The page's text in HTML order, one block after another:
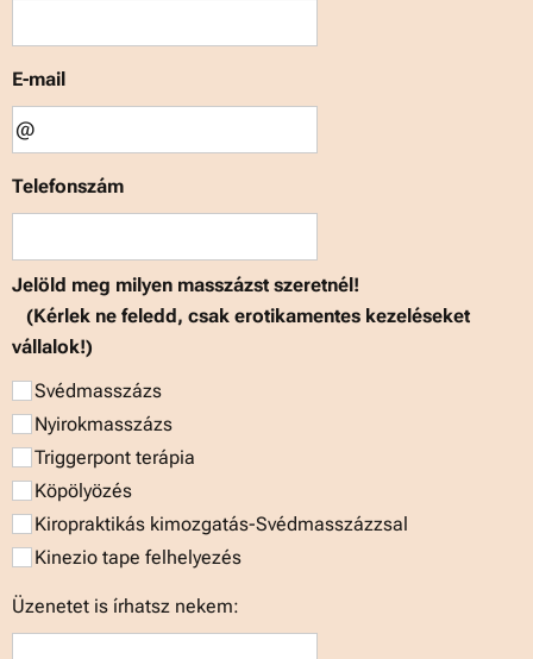
E-mail
Telefonszám
Jelöld meg milyen masszázst szeretnél!
(Kérlek ne feledd, csak erotikamentes kezeléseket
vállalok!)
Svédmasszázs
Nyirokmasszázs
Triggerpont terápia
Köpölyözés
Kiropraktikás kimozgatás-Svédmasszázzsal
Kinezio tape felhelyezés
Üzenetet is írhatsz nekem: